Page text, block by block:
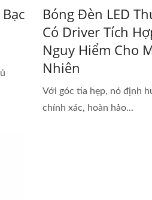
Bóng Đèn LED
Có Driver Tích
Nguy Hiểm Cho
Nhiên
Với góc tia hẹp, nó định
chính xác, hoàn hảo...